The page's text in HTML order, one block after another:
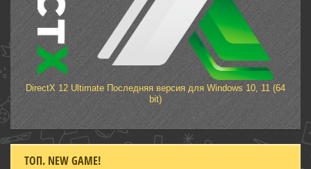
DirectX 12 Ultimate Последняя версия для Windows 10, 11 (64
bit)
ТОП. NEW GAME!